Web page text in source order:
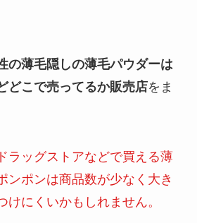
の薄毛隠しの薄毛パウダーは
どこで売ってるか販売店をま
ラッグストアなどで買える薄
ンポンは商品数が少なく大き
けにくいかもしれません。